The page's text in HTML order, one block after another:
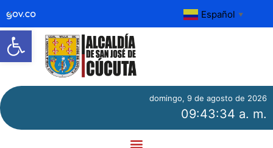
Abrir barra de herramientas
Español ▼
domingo, 9 de agosto de 2026
09:43:34 a. m.